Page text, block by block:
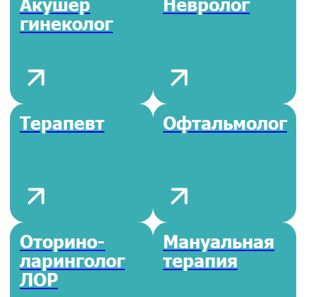
проктолог
волновая
терапия
УЗИ
диагностика